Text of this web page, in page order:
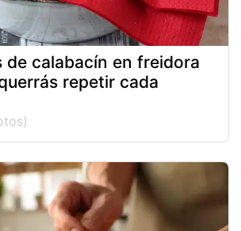
de calabacín en freidora
repetir cada